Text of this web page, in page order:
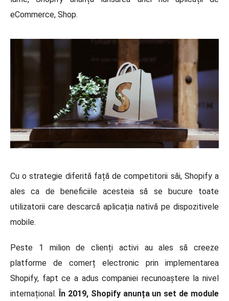
eCommerce, Shop.
Cu o strategie diferită față de competitorii săi, Shopify a
ales ca de beneficiile acesteia să se bucure toate
utilizatorii care descarcă aplicația nativă pe dispozitivele
mobile.
Peste 1 milion de clienți activi au ales să creeze
platforme de comerț electronic prin implementarea
Shopify, fapt ce a adus companiei recunoaștere la nivel
internațional. În 2019, Shopify anunța un set de module